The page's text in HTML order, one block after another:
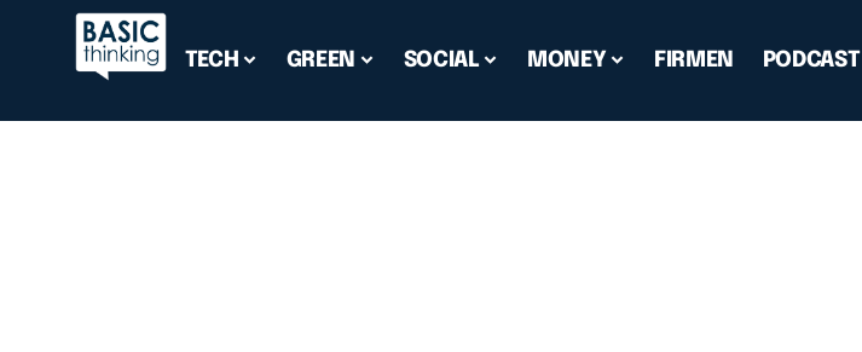
TECH GREEN SOCIAL MONEY FIRMEN PODCAST